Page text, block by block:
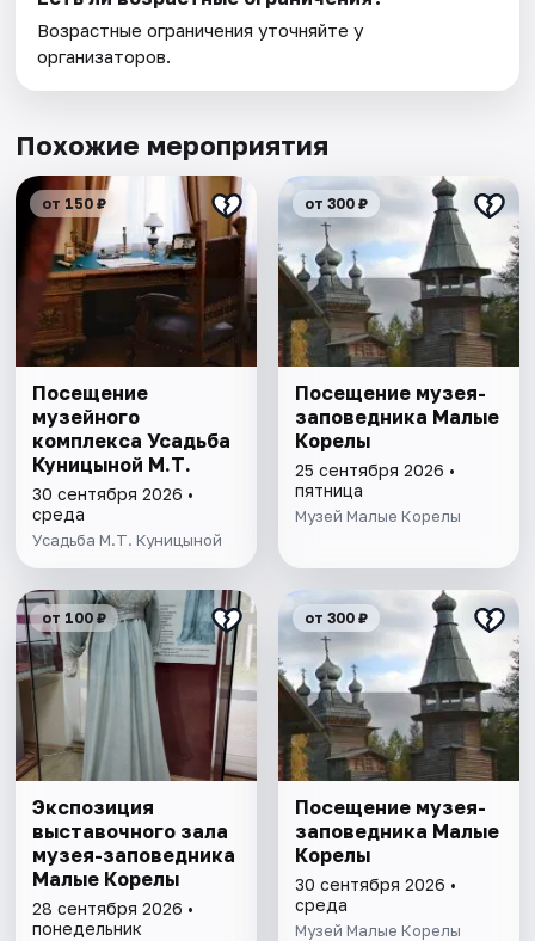
Возрастные ограничения уточняйте у
организаторов.
Похожие мероприятия
от 150 ₽
Посещение
музейного
комплекса Усадьба
Куницыной М.Т.
30 сентября 2026 •
среда
Усадьба М.Т. Куницыной
от 300 ₽
Посещение музея-
заповедника Малые
Корелы
25 сентября 2026 •
пятница
Музей Малые Корелы
от 100 ₽
Экспозиция
выставочного зала
музея-заповедника
Малые Корелы
28 сентября 2026 •
понедельник
от 300 ₽
Посещение музея-
заповедника Малые
Корелы
30 сентября 2026 •
среда
Музей Малые Корелы